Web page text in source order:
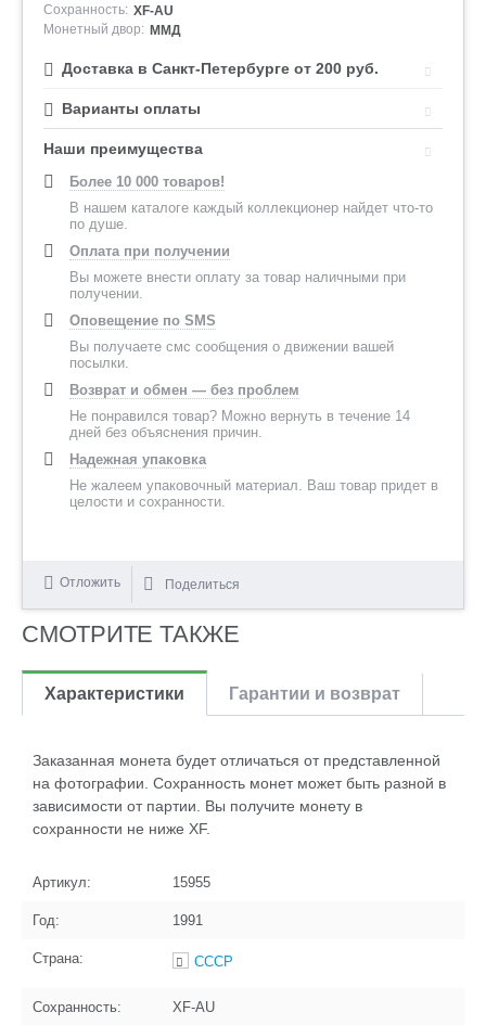
Сохранность: XF-AU
Монетный двор: ММД
Доставка в Санкт-Петербурге от 200 руб.
Варианты оплаты
Наши преимущества
Более 10 000 товаров!
В нашем каталоге каждый коллекционер найдет что-то
по душе.
Оплата при получении
Вы можете внести оплату за товар наличными при
получении.
Оповещение по SMS
Вы получаете смс сообщения о движении вашей
посылки.
Возврат и обмен — без проблем
Не понравился товар? Можно вернуть в течение 14
дней без объяснения причин.
Надежная упаковка
Не жалеем упаковочный материал. Ваш товар придет в
целости и сохранности.
Отложить Поделиться
СМОТРИТЕ ТАКЖЕ
Характеристики Гарантии и возврат
Заказанная монета будет отличаться от представленной
на фотографии. Сохранность монет может быть разной в
зависимости от партии. Вы получите монету в
сохранности не ниже XF.
Артикул: 15955
Год: 1991
Страна: СССР
Сохранность: XF-AU